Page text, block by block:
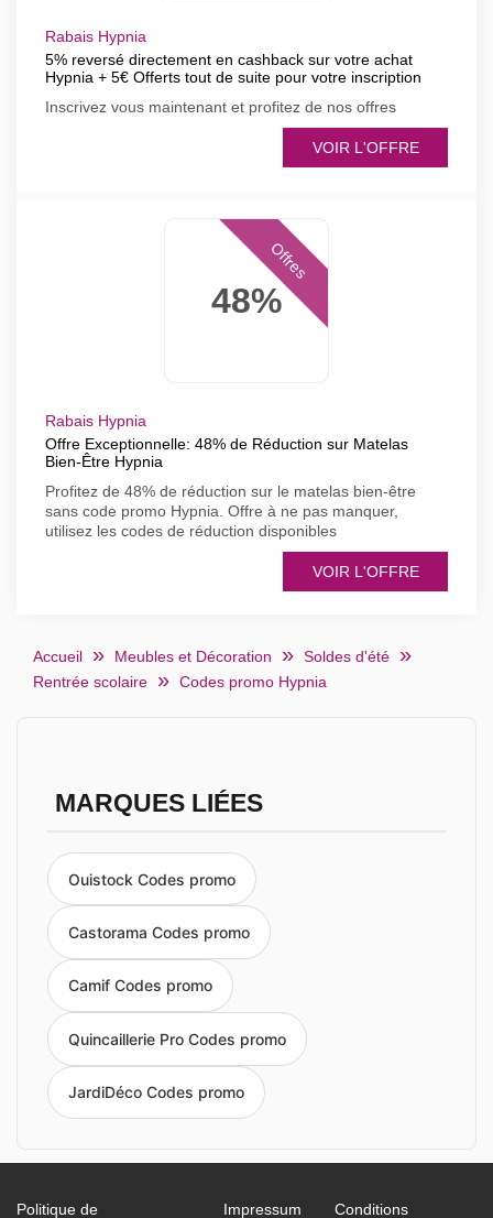
Rabais Hypnia
5% reversé directement en cashback sur votre achat
Hypnia + 5€ Offerts tout de suite pour votre inscription
Inscrivez vous maintenant et profitez de nos offres
VOIR L'OFFRE
48%
Offres
Rabais Hypnia
Offre Exceptionnelle: 48% de Réduction sur Matelas
Bien-Être Hypnia
Profitez de 48% de réduction sur le matelas bien-être
sans code promo Hypnia. Offre à ne pas manquer,
utilisez les codes de réduction disponibles
VOIR L'OFFRE
Accueil Meubles et Décoration
Soldes d'été
Rentrée scolaire
Codes promo Hypnia
MARQUES LIÉES
Ouistock Codes promo
Castorama Codes promo
Camif Codes promo
Quincaillerie Pro Codes promo
JardiDéco Codes promo
Politique de Impressum Conditions